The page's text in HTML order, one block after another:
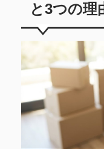
と3つの理